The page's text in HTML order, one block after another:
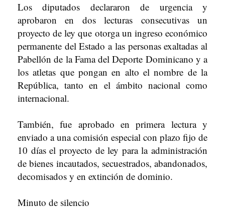
Los diputados declararon de urgencia y
aprobaron en dos lecturas consecutivas un
proyecto de ley que otorga un ingreso económico
permanente del Estado a las personas exaltadas al
Pabellón de la Fama del Deporte Dominicano y a
los atletas que pongan en alto el nombre de la
República, tanto en el ámbito nacional como
internacional.
También, fue aprobado en primera lectura y
enviado a una comisión especial con plazo fijo de
10 días el proyecto de ley para la administración
de bienes incautados, secuestrados, abandonados,
decomisados y en extinción de dominio.
Minuto de silencio